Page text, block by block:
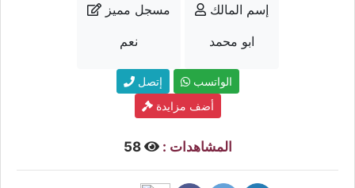
مسجل مميز
نعم
إسم المالك
ابو محمد
إتصل
الواتسب
أضف مزايدة
المشاهدات : 58